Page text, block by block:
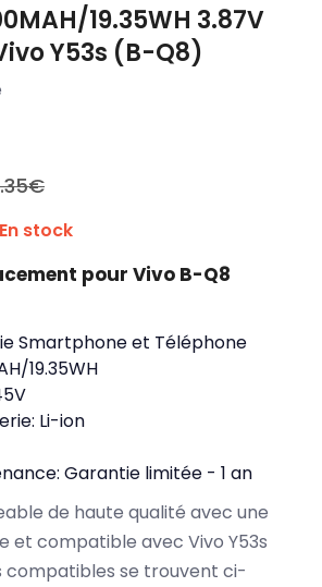
19.35WH 3.87V
Y53s (B-Q8)
En stock
pour Vivo B-Q8
Smartphone et Téléphone
19.35WH
Li-ion
Garantie limitée - 1 an
de haute qualité avec une
et compatible avec Vivo Y53s
compatibles se trouvent ci-